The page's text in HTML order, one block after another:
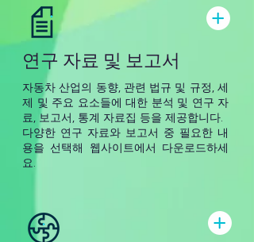
연구 자료 및 보고서
자동차 산업의 동향, 관련 법규 및 규정, 세
제 및 주요 요소들에 대한 분석 및 연구 자
료, 보고서, 통계 자료집 등을 제공합니다.
다양한 연구 자료와 보고서 중 필요한 내
용을 선택해 웹사이트에서 다운로드하세
요.